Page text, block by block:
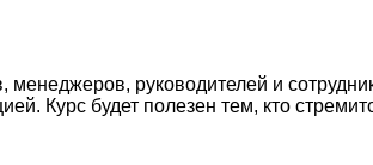
руководителей и
Курс будет полезен тем, кто